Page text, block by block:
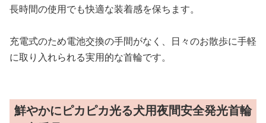
長時間の使用でも快適な装着感を保ちます。
充電式のため電池交換の手間がなく、日々のお散歩に手軽
に取り入れられる実用的な首輪です。
鮮やかにピカピカ光る犬用夜間安全発光首輪